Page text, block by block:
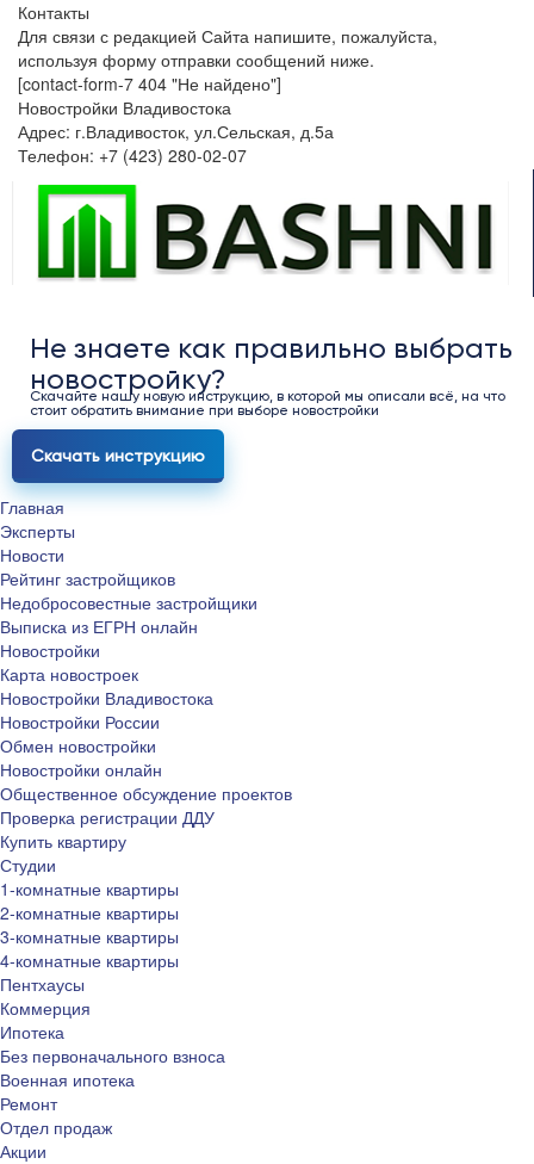
Контакты
Для связи с редакцией Сайта напишите, пожалуйста,
используя форму отправки сообщений ниже.
[contact-form-7 404 "Не найдено"]
Новостройки Владивостока
Адрес: г.Владивосток, ул.Сельская, д.5а
Телефон: +7 (423) 280-02-07
Не знаете как правильно выбрать
новостройку?
Скачайте нашу новую инструкцию, в которой мы описали всё, на что
стоит обратить внимание при выборе новостройки
Скачать инструкцию
Главная
Эксперты
Новости
Рейтинг застройщиков
Недобросовестные застройщики
Выписка из ЕГРН онлайн
Новостройки
Карта новостроек
Новостройки Владивостока
Новостройки России
Обмен новостройки
Новостройки онлайн
Общественное обсуждение проектов
Проверка регистрации ДДУ
Купить квартиру
Студии
1-комнатные квартиры
2-комнатные квартиры
3-комнатные квартиры
4-комнатные квартиры
Пентхаусы
Коммерция
Ипотека
Без первоначального взноса
Военная ипотека
Ремонт
Отдел продаж
Акции